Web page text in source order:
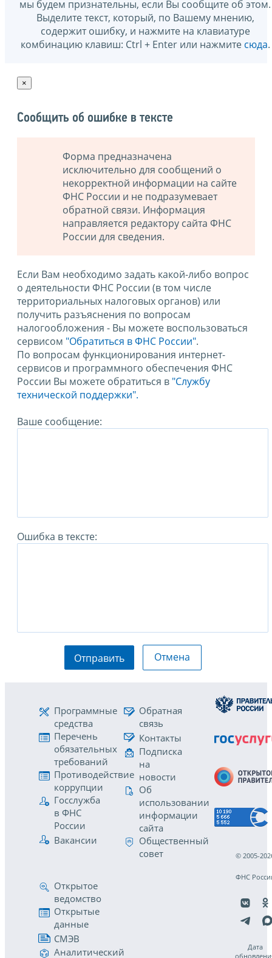
мы будем признательны, если Вы сообщите об этом.
Выделите текст, который, по Вашему мнению,
содержит ошибку, и нажмите на клавиатуре
комбинацию клавиш: Ctrl + Enter или нажмите сюда.
×
Сообщить об ошибке в тексте
Форма предназначена
исключительно для сообщений о
некорректной информации на сайте
ФНС России и не подразумевает
обратной связи. Информация
направляется редактору сайта ФНС
России для сведения.
Если Вам необходимо задать какой-либо вопрос
о деятельности ФНС России (в том числе
территориальных налоговых органов) или
получить разъяснения по вопросам
налогообложения - Вы можете воспользоваться
сервисом "Обратиться в ФНС России".
По вопросам функционирования интернет-
сервисов и программного обеспечения ФНС
России Вы можете обратиться в "Службу
технической поддержки".
Ваше сообщение:
Ошибка в тексте:
Отправить Отмена
Программные
средства
Перечень
обязательных
требований
Противодействие
коррупции
Госслужба
в ФНС
России
Вакансии
Обратная
связь
Контакты
Подписка
на
новости
Об
использовании
информации
сайта
Общественный
совет
Открытое
ведомство
Открытые
данные
СМЭВ
Аналитический
© 2005-
ФНС
Дата